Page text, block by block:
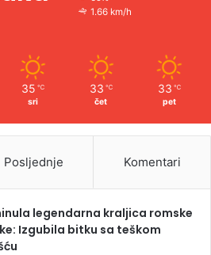
1.66 km/h
35 ℃
sri
33 ℃
čet
33 ℃
pet
Posljednje Komentari
legendarna kraljica romske
Izgubila bitku sa teškom